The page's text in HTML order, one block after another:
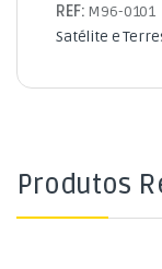
REF: M96-0101
Satélite e
Produtos